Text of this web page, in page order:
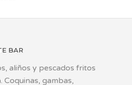
BAR
aliños y pescados fritos
Coquinas, gambas,